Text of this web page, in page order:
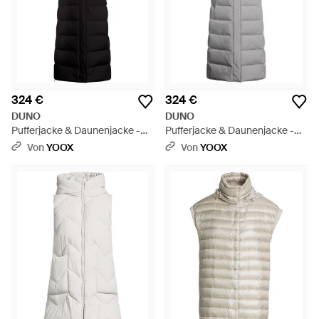
324 €
DUNO
Pufferjacke & Daunenjacke -
Schwarz
VonYOOX
324 €
DUNO
Pufferjacke & Daunenjacke -
GrauVonYOOX